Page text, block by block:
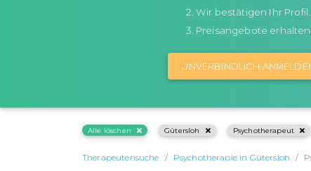
Wir bestätigen Ihr Profil.
Preisangebote
UNVERBINDLICH
Alle löschen Gütersloh Psychotherapeut
Therapeutensuche Psychotherapie in Gütersloh